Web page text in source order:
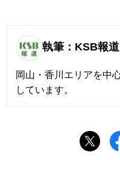
執筆：KSB報道
岡山・香川エリアを中
しています。